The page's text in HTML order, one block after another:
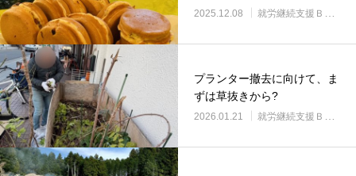
2025.12.08 就労継続支援Ｂ型・ニコプレイス
プランター撤去に向けて、ま
ずは草抜きから?
2026.01.21 就労継続支援Ｂ型・ニコプレイス